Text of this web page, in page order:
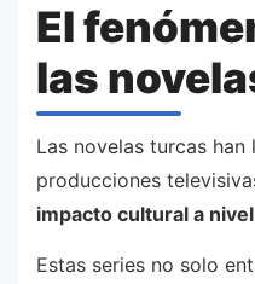
El
las
Las novelas turcas
producciones
impacto cultural a
Estas series no solo